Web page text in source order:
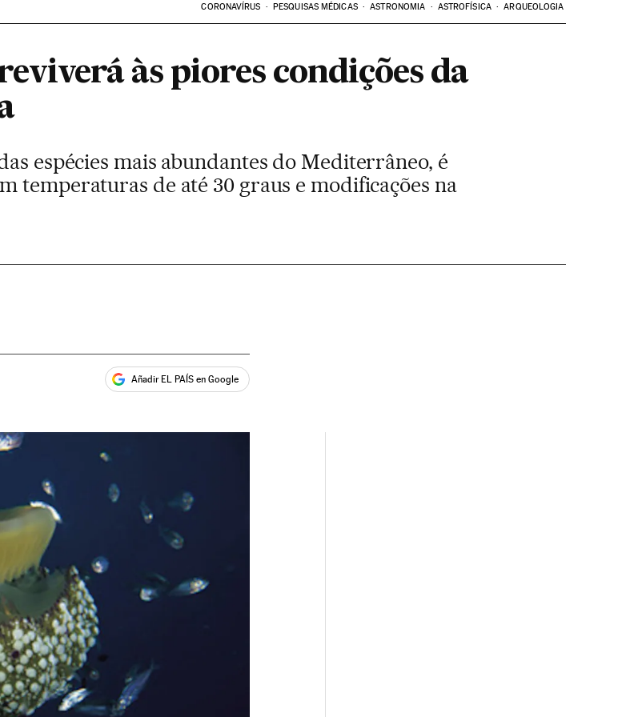
CORONAVÍRUS PESQUISAS MÉDICAS ASTRONOMIA ASTROFÍSICA ARQUEOLOGIA
às piores condições da
espécies mais abundantes do Mediterrâneo, é
temperaturas de até 30 graus e modificações na
Añadir EL PAÍS en Google